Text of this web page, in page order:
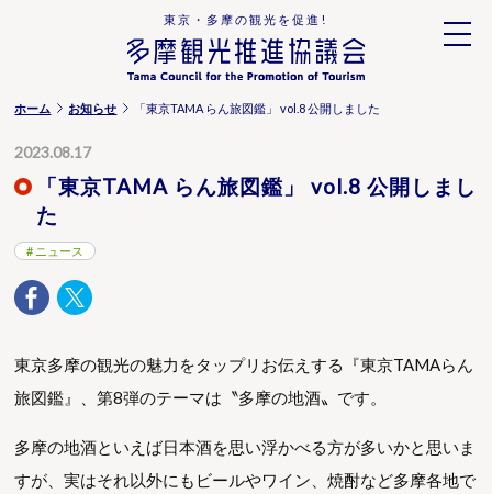
東京・多摩の観光を促進!
ホーム お知らせ 「東京TAMA らん旅図鑑」 vol.8 公開しました
2023.08.17
「東京TAMA らん旅図鑑」 vol.8 公開しまし
た
ニュース
東京多摩の観光の魅力をタップリお伝えする『東京TAMAらん
旅図鑑』、第8弾のテーマは〝多摩の地酒〟です。
多摩の地酒といえば日本酒を思い浮かべる方が多いかと思いま
すが、実はそれ以外にもビールやワイン、焼酎など多摩各地で